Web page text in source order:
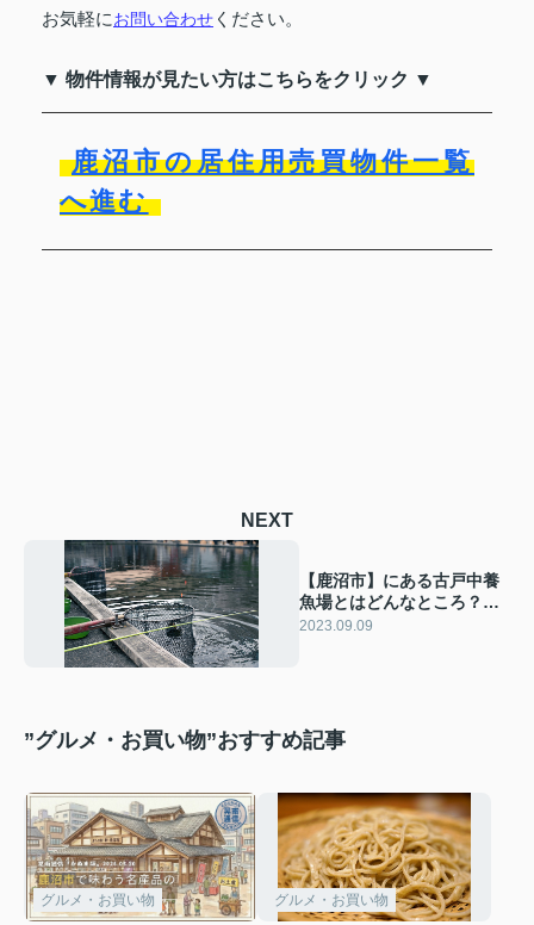
お気軽にお問い合わせ ください。
▼ 物件情報が見たい方はこちらをクリック ▼
鹿沼市の居住用売買物件一覧
へ進む
NEXT
【鹿沼市】にある古戸中養
魚場とはどんなところ？概
要や楽しみ方をご紹介！
2023.09.09
”グルメ・お買い物”おすすめ記事
グルメ・お買い物 グルメ・お買い物